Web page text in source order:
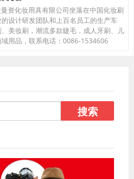
资化妆用具有限公司坐落在中国化妆刷
设计研发团队和上百名员工的生产车
美妆刷，潮流多款睫毛，成人牙刷、儿
用品，联系电话：0086-1534606